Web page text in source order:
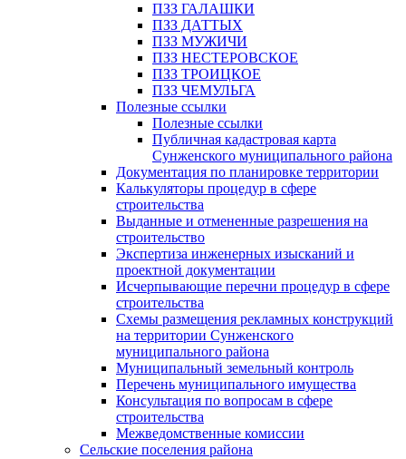
ПЗЗ ГАЛАШКИ
ПЗЗ ДАТТЫХ
ПЗЗ МУЖИЧИ
ПЗЗ НЕСТЕРОВСКОЕ
ПЗЗ ТРОИЦКОЕ
ПЗЗ ЧЕМУЛЬГА
Полезные ссылки
Полезные ссылки
Публичная кадастровая карта
Сунженского муниципального района
Документация по планировке территории
Калькуляторы процедур в сфере
строительства
Выданные и отмененные разрешения на
строительство
Экспертиза инженерных изысканий и
проектной документации
Исчерпывающие перечни процедур в сфере
строительства
Схемы размещения рекламных конструкций
на территории Сунженского
муниципального района
Муниципальный земельный контроль
Перечень муниципального имущества
Консультация по вопросам в сфере
строительства
Межведомственные комиссии
Сельские поселения района